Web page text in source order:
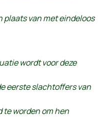
plaats van met eindeloos
wordt voor deze
eerste slachtoffers van
te worden om hen